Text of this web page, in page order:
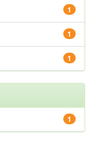
1
1
1
1